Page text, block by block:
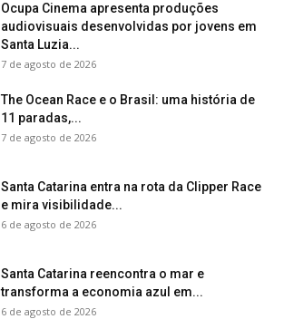
Ocupa Cinema apresenta produções
audiovisuais desenvolvidas por jovens em
Santa Luzia...
7 de agosto de 2026
The Ocean Race e o Brasil: uma história de
11 paradas,...
7 de agosto de 2026
Santa Catarina entra na rota da Clipper Race
e mira visibilidade...
6 de agosto de 2026
Santa Catarina reencontra o mar e
transforma a economia azul em...
6 de agosto de 2026